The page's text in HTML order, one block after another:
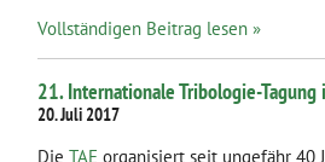
Vollständigen Beitrag lesen »
21. Internationale Tribologie-
20. Juli 2017
DieTAE organisiert seit ungefähr 40